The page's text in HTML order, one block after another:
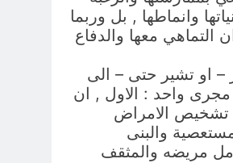
وانماطها , بل وربما
التماهي معها والدفاع
– او تشير حتى – الى
مجرى واحد : الاول , ان
تشخيص الامراض
والبنى
مريضه والمثقف